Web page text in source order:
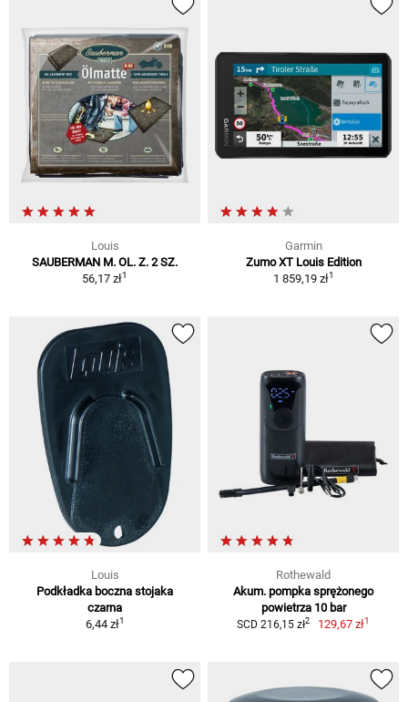
Louis
SAUBERMAN M. OL. Z. 2 SZ.
56,17 zł1
Garmin
Zumo XT Louis Edition
1 859,19 zł1
Louis
Podkładka boczna stojaka
czarna
6,44 zł1
Rothewald
Akum. pompka sprężonego
powietrza 10 bar
SCD 216,15 zł2 129,67 zł1